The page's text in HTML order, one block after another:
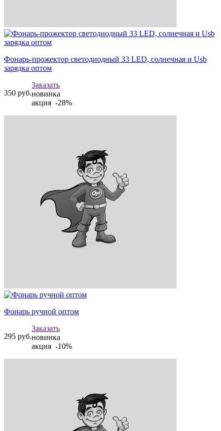
Фонарь-прожектор светодиодный 33 LED, солнечная и Usb
зарядка оптом
350 руб.
Заказать
новинка
акция -28%
Фонарь ручной оптом
295 руб.
Заказать
новинка
акция -10%